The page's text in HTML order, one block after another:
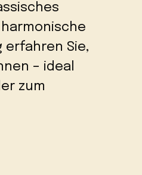
erfahren Sie,
– ideal
zum